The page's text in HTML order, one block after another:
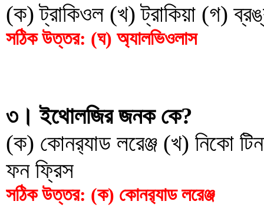
(ক) ট্রাকিওল (খ) ট্রাকিয়া (গ)
সঠিক উত্তর: (ঘ) অ্যালভিওলাস
৩। ইথোলজির জনক কে?
(ক) কোনর‌্যাড লরেঞ্জ (খ) নিকো
ফন ফ্রিস
সঠিক উত্তর: (ক) কোনর‌্যাড লরেঞ্জ